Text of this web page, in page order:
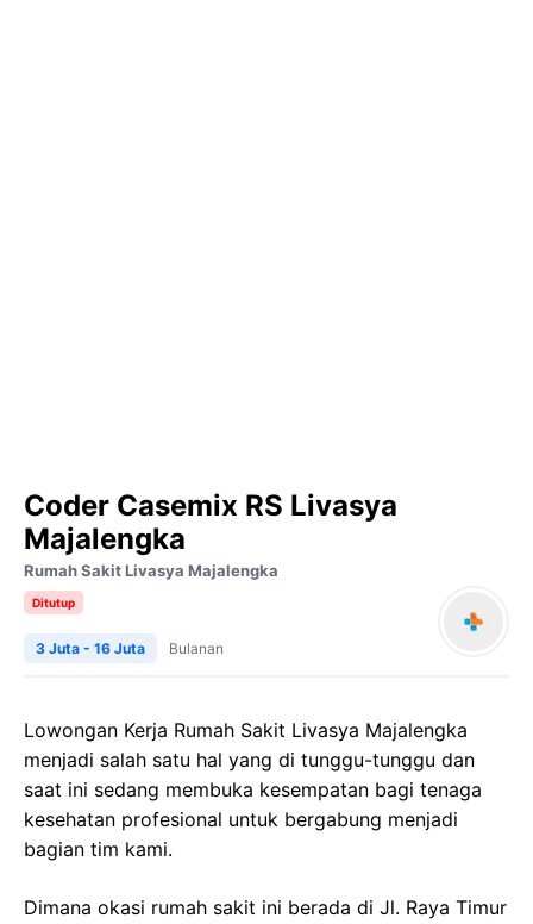
Coder Casemix RS Livasya
Majalengka
Rumah Sakit Livasya Majalengka
Ditutup
3 Juta - 16 Juta Bulanan
Lowongan Kerja Rumah Sakit Livasya Majalengka
menjadi salah satu hal yang di tunggu-tunggu dan
saat ini sedang membuka kesempatan bagi tenaga
kesehatan profesional untuk bergabung menjadi
bagian tim kami.
Dimana okasi rumah sakit ini berada di Jl. Raya Timur